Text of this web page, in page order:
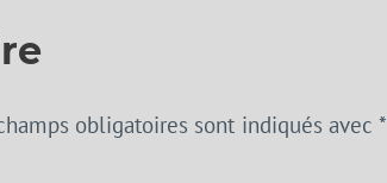
obligatoires sont indiqués avec*